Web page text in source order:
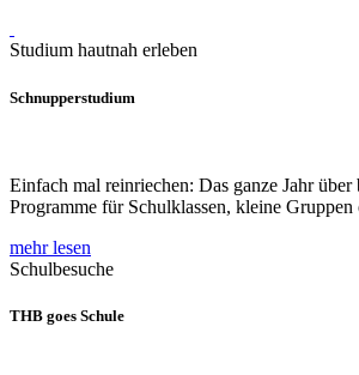
Studium hautnah erleben
Schnupperstudium
Einfach mal reinriechen: Das ganze Jahr
Programme für Schulklassen, kleine
mehr lesen
Schulbesuche
THB goes Schule